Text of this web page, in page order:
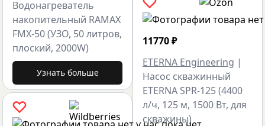
Водонагреватель
накопительный RAMAX
FMX-50 (УЗО, 50 литров,
плоский, 2000W)
Узнать больше
11770₽
ETERNA Engineering |
Насос скважинный
ETERNA SPR-125 (4400
л/ч, 125 м, 1500 Вт, для
скважины)